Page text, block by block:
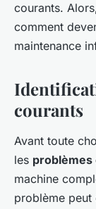
courants.
comment
maintenance
courants
Avant toute
les problèmes
machine
problème peut